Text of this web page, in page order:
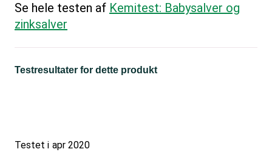
Se hele testen af Kemitest: Babysalver og
zinksalver
Testresultater for dette produkt
Testet i apr 2020